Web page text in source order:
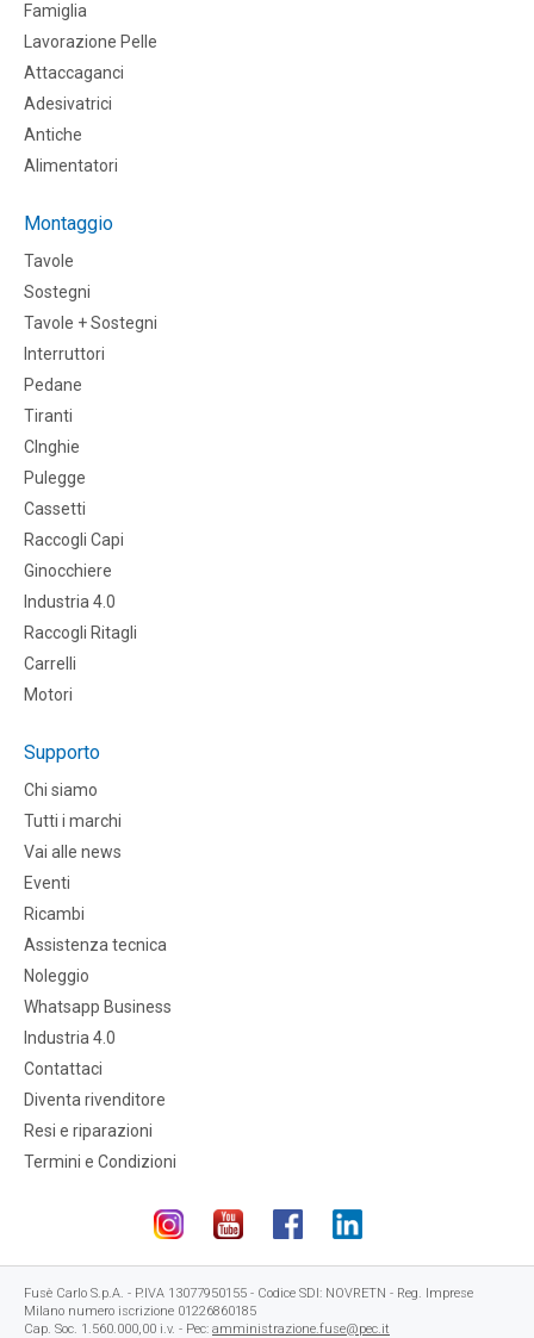
Famiglia
Lavorazione Pelle
Attaccaganci
Adesivatrici
Antiche
Alimentatori
Montaggio
Tavole
Sostegni
Tavole + Sostegni
Interruttori
Pedane
Tiranti
CInghie
Pulegge
Cassetti
Raccogli Capi
Ginocchiere
Industria 4.0
Raccogli Ritagli
Carrelli
Motori
Supporto
Chi siamo
Tutti i marchi
Vai alle news
Eventi
Ricambi
Assistenza tecnica
Noleggio
Whatsapp Business
Industria 4.0
Contattaci
Diventa rivenditore
Resi e riparazioni
Termini e Condizioni
Fusè Carlo S.p.A. - P.IVA 13077950155 - Codice SDI: NOVRETN - Reg. Imprese
Milano numero iscrizione 01226860185
Cap. Soc. 1.560.000,00 i.v. - Pec: amministrazione.fuse@pec.it